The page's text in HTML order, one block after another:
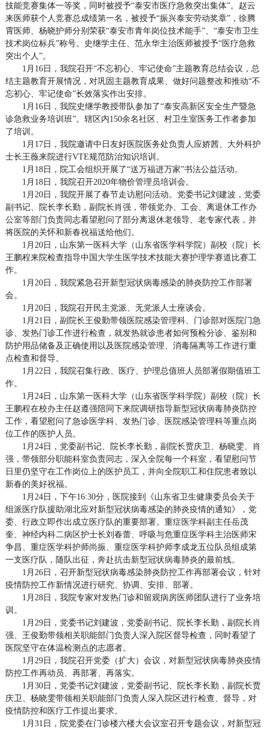
技能竞赛集体一等奖，同时被授予“泰安市医疗急救突出集体”。赵云
来医师获个人竞赛总成绩第一名，被授予“振兴泰安劳动奖章”，徐腾
霄医师、杨晓护师分别荣获“泰安市青年岗位技术能手”、“泰安市卫生
技术岗位标兵”称号。史继学主任、范永华主治医师被授予“医疗急救
突出个人”。
1月16日，我院召开“不忘初心、牢记使命”主题教育总结会议，总
结主题教育开展情况，对巩固主题教育成果、做好问题整改和推动“不
忘初心、牢记使命”长效落实作出安排。
1月16日，我院史继学教授带队参加了“泰安高新区安全生产暨急
诊急救业务培训班”。辖区内150余名社区、村卫生室医务工作者参加
了培训。
1月17日，我院邀请中日友好医院医务处负责人应娇茜、大外科护
士长王薇来院进行VTE规范防治知识培训。
1月18日，院工会组织开展了“送万福进万家”书法公益活动。
1月18日，我院召开2020年物价管理员培训会。
1月20日，我院开展了春节走访慰问活动。党委书记刘建波，党委
副书记、院长李长勤，副院长肖强，带领党办、工会、离退休工作办
公室等部门负责同志看望慰问了部分离退休老领导、老专家代表，并
将医院的关怀和新春祝福送给他们。
1月20日，山东第一医科大学（山东省医学科学院）副校（院）长
王鹏程来院检查指导中国大学生医学技术技能大赛护理学赛道比赛工
作。
1月20日，我院紧急召开新型冠状病毒感染的肺炎防控工作部署
会。
1月20日，我院召开民主党派、无党派人士座谈会。
1月21日，副院长王俊勤带领医院感染管理科、门诊部对医院门急
诊、发热门诊工作进行检查，就发热就诊患者如何预检分诊、鉴别和
防护用品储备及正确使用以及医院感染管理、消毒隔离等工作进行重
点检查和督导。
1月22日，我院召集行政、医疗、护理总值班人员部署假期值班工
作。
1月24日，山东第一医科大学（山东省医学科学院）副校（院）长
王鹏程在校办主任赵遵强陪同下来院调研指导新型冠状病毒肺炎防控
工作，看望慰问了急诊医学科、发热门诊、医院感染管理科等重点岗
位工作的医护人员。
1月24日，党委副书记、院长李长勤，副院长贾庆卫、杨晓雯、肖
强，带领部分职能科室负责同志，深入全院每一个科室，看望慰问节
日里仍坚守在工作岗位上的医护员工，并向全院职工和住院患者致以
新春的美好祝福。
1月24日，下午16:30分，医院接到《山东省卫生健康委员会关于
组派医疗队援助湖北应对新型冠状病毒感染的肺炎疫情的通知》，党
委、行政立即作出成立医疗队的重要部署。重症医学科副主任岳茂
奎、神经内科二病区护士长刘春蕾、呼吸与危重症医学科主治医师宋
争昌、重症医学科护师尚振、重症医学科护师李成龙五位队员组成第
一支医疗队，随队出征，奔赴抗击新型冠状病毒肺炎的最前线。
1月26日，召开新型冠状病毒感染肺炎防控工作再部署会议，针对
疫情防控工作新情况进行研究、协调、安排、部署。
1月28日，我院专家对发热门诊和留观病房医师团队进行了业务培
训。
1月29日，党委书记刘建波，党委副书记、院长李长勤，副院长肖
强、王俊勤带领相关职能部门负责人深入院区督导检查，同时看望了
医院坚守在体温检测点的志愿者。
1月29日，我院召开党委（扩大）会议，对新型冠状病毒肺炎疫情
防控工作再动员、再部署、再落实。
1月30日，党委书记刘建波，党委副书记、院长李长勤，副院长贾
庆卫、杨晓雯带领相关职能部门负责人深入院区进行检查、督导，对
疫情防控和医疗工作提出要求。
1月31日，院党委在门诊楼六楼大会议室召开专题会议，对新型冠